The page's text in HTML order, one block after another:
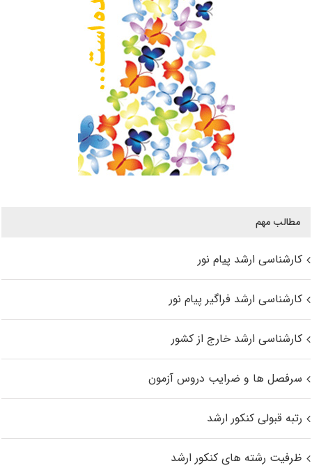
مطالب مهم
کارشناسی ارشد پیام نور
کارشناسی ارشد فراگیر پیام نور
کارشناسی ارشد خارج از کشور
سرفصل ها و ضرایب دروس آزمون
رتبه قبولی کنکور ارشد
ظرفیت رشته های کنکور ارشد